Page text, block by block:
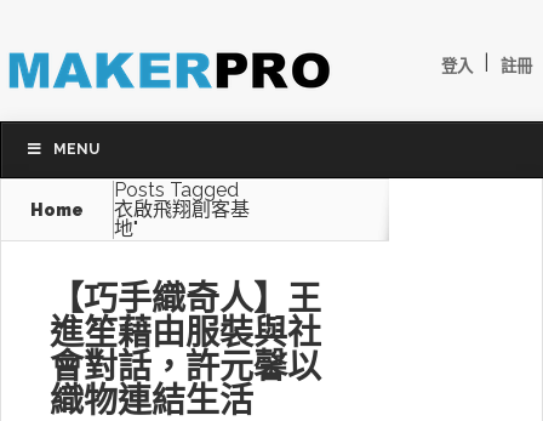
登入 註冊
MENU
Home
Posts Tagged
衣啟飛翔創客基
地"
【巧手織奇人】王
進笙藉由服裝與社
會對話，許元馨以
織物連結生活